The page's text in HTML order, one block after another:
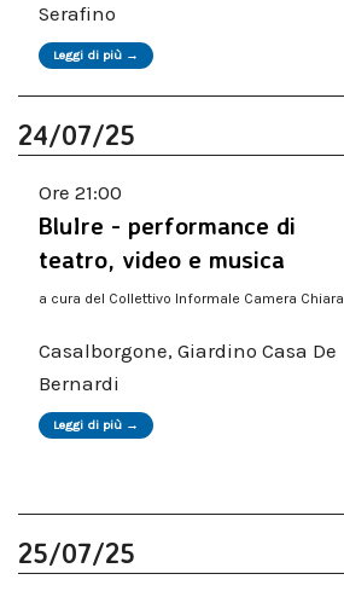
Serafino
Leggi di più →
24/07/25
Ore 21:00
BluIre - performance di
teatro, video e musica
a cura del Collettivo Informale Camera Chiara
Casalborgone, Giardino Casa De
Bernardi
Leggi di più →
25/07/25